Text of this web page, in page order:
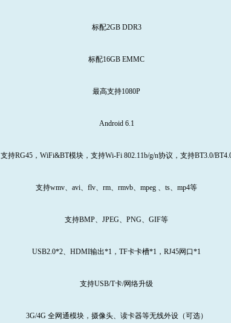
标配2GB DDR3
标配16GB EMMC
最高支持1080P
Android 6.1
支持RG45， WiFi&BT模块，支持Wi-Fi 802.11b/g/n协议，支持BT3.0/
支持wmv、 avi、 flv、 rm、 rmvb、 mpeg 、 ts、 mp4等
支持BMP、 JPEG、 PNG、 GIF等
USB2.0*2、HDMI输出*1，TF卡卡槽*1，RJ45网口*1
支持USB/T卡/网络升级
3G/4G 全网通模块，摄像头、读卡器等无线外设（可选）